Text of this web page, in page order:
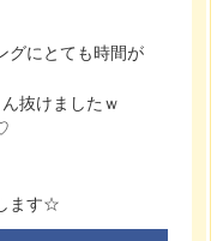
グにとても時間が
抜けましたｗ
ます☆